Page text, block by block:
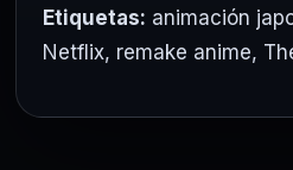
Etiquetas: animación
Netflix, remake anime,